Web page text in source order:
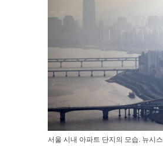
서울 시내 아파트 단지의 모습. 뉴시스